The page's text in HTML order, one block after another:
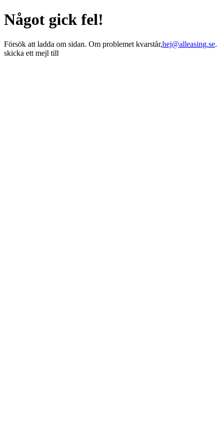
Något gick fel!
Försök att ladda om sidan. Om problemet kvarstår,hej@alleasing.se.
skicka ett mejl till